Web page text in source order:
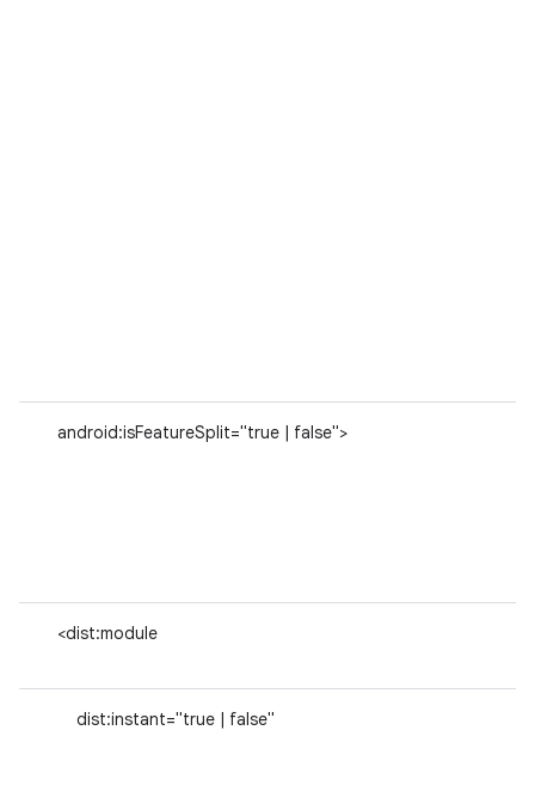
android:isFeatureSplit="true | false">
<dist:module
dist:instant="true | false"